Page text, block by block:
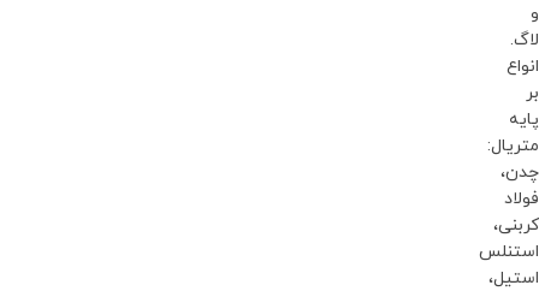
و
لاگ.
انواع
بر
پایه
متریال:
چدن،
فولاد
کربنی،
استنلس
استیل،